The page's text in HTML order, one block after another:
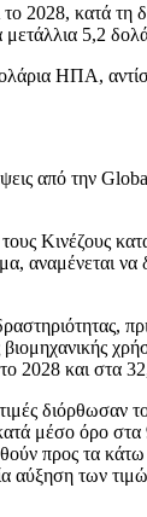
2028, κατά
μετάλλια 5,2
ΗΠΑ,
από την
Κινέζους
αναμένεται
2028 και στα
διόρθωσαν
κατά μέσο όρο
προς τα
αύξηση των